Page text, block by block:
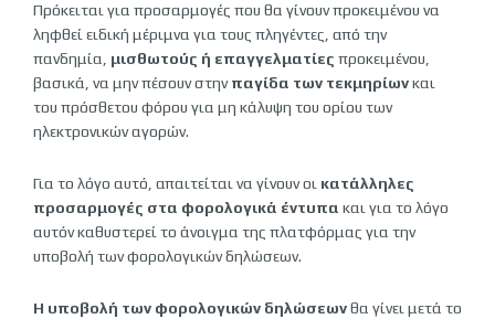
Πρόκειται για προσαρμογές που θα γίνουν προκειμένου να
ληφθεί ειδική μέριμνα για τους πληγέντες, από την
πανδημία, μισθωτούς ή επαγγελματίες προκειμένου,
βασικά, να μην πέσουν στηνπαγίδα των τεκμηρίωνκαι
του πρόσθετου φόρου για μη κάλυψη του ορίου των
ηλεκτρονικών αγορών.
Για το λόγο αυτό, απαιτείται να γίνουν οι κατάλληλες
προσαρμογές στα φορολογικά έντυπα και για το λόγο
αυτόν καθυστερεί το άνοιγμα της πλατφόρμας για την
υποβολή των φορολογικών δηλώσεων.
Η υποβολή των φορολογικών δηλώσεωνθα γίνει μετά το